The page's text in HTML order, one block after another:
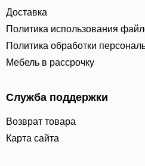
Доставка
Политика использования
Политика обработки
Мебель в рассрочку
Служба поддержки
Возврат товара
Карта сайта